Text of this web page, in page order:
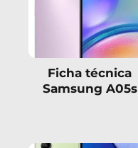
Ficha técnica
Samsung A05s